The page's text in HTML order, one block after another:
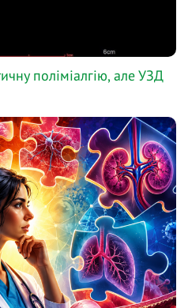
поліміалгію, але УЗД